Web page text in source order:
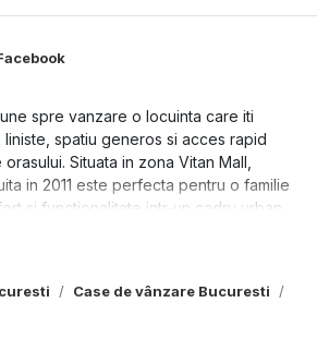
Case de vânzare Bucuresti
spre vanzare o locuinta care iti
spatiu generos si acces rapid
Situata in zona Vitan Mall,
in 2011 este perfecta pentru o familie
si functionalitate intr-un cadru urban.
casa?
197 mp ( parter+1) include 6 camere,